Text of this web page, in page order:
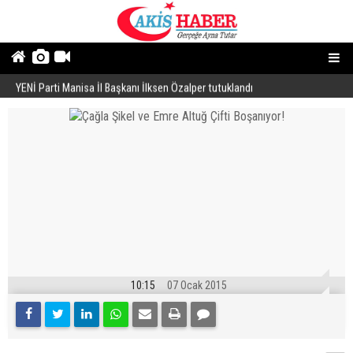
YENİ Parti Manisa İl Başkanı İlksen Özalper tutuklandı
10:15 07 Ocak 2015